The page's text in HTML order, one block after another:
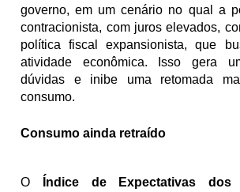
governo, em um cenário no qual a
contracionista, com juros elevados,
política fiscal expansionista, que
atividade econômica. Isso gera
dúvidas e inibe uma retomada
consumo.
Consumo ainda retraído
O
Índice de Expectativas dos